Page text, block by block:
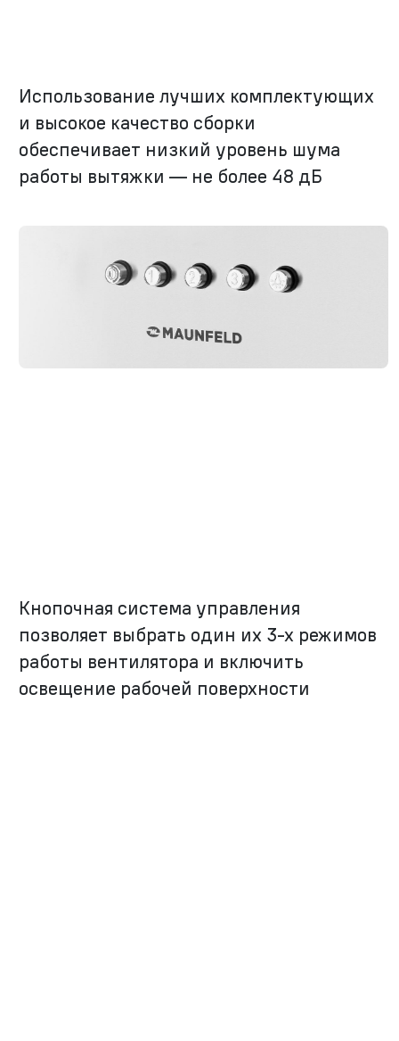
Использование лучших комплектующих
и высокое качество сборки
обеспечивает низкий уровень шума
работы вытяжки — не более 48 дБ
Кнопочная система управления
позволяет выбрать один их 3-х режимов
работы вентилятора и включить
освещение рабочей поверхности